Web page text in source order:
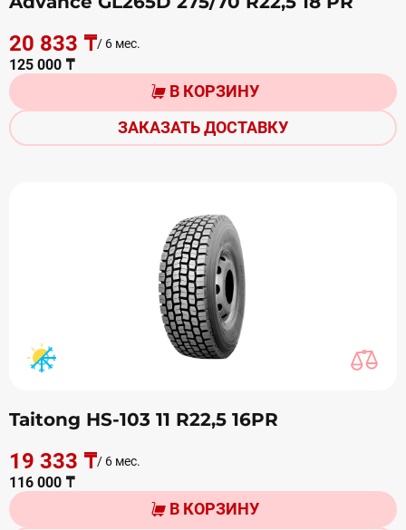
20 833 ₸/ 6 мес.
125 000 ₸
В КОРЗИНУ
ЗАКАЗАТЬ ДОСТАВКУ
Taitong HS-103 11 R22,5 16PR
19 333 ₸/ 6 мес.
116 000 ₸
В КОРЗИНУ